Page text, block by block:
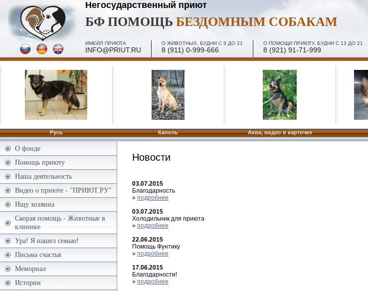
Негосударственный приют
БФ ПОМОЩЬБЕЗДОМНЫМ СОБАКАМ
ИМЕЙЛ ПРИЮТА
INFO@PRIUT.RU
О ЖИВОТНЫХ, БУДНИ С 9 ДО 21
8 (911) 0-999-666
О ПОМОЩИ ПРИЮТУ, БУДНИ С 13 ДО 21
8 (921) 91-71-999
Русь Капель Аква, видео в карточке
Новости
03.07.2015
Благодарность
» подробнее
03.07.2015
Холодильник для приюта
» подробнее
22.06.2015
Помощь Фунтику
» подробнее
17.06.2015
Благодарности!
» подробнее
О фонде
Помощь приюту
Наша деятельность
Видео о приюте - "ПРИЮТ.РУ"
Ищу хозяина
Скорая помощь - Животные в
клинике
Ура! Я нашел семью!
Письма счастья
Мемориал
Истории